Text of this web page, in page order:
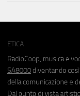
ETICA
RadioCoop, musica e
SA8000 diventando
della comunicazione e
Dal punto di vista